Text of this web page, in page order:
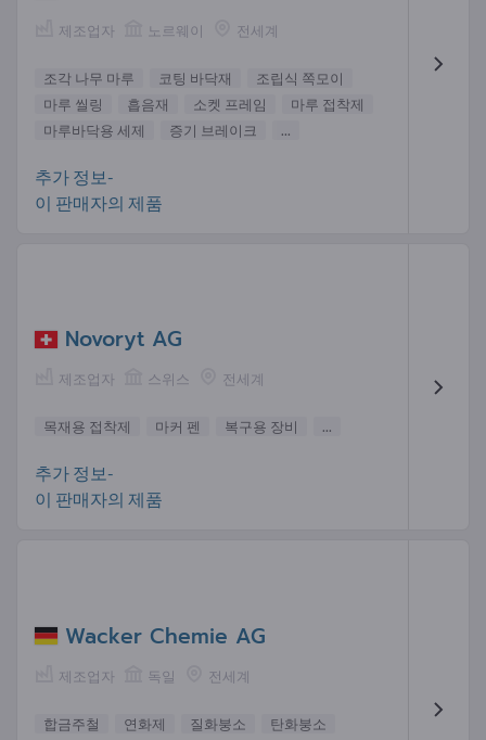
제조업자 노르웨이 전세계
조각 나무 마루 코팅 바닥재
조립식 쪽모이
마루 씰링
흡음재 소켓 프레임
마루 접착제
마루바닥용 세제
증기 브레이크 ...
추가 정보-
이 판매자의 제품
Novoryt AG
제조업자 스위스 전세계
목재용 접착제 마커 펜 복구용 장비 ...
추가 정보-
이 판매자의 제품
Wacker Chemie AG
제조업자 독일 전세계
합금주철 연화제 질화붕소
탄화붕소